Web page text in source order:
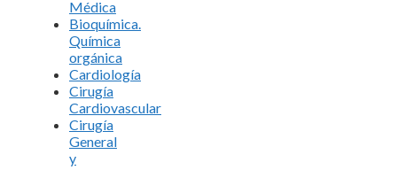
Médica
Bioquímica.
Química
orgánica
Cardiología
Cirugía
Cardiovascular
Cirugía
General
y